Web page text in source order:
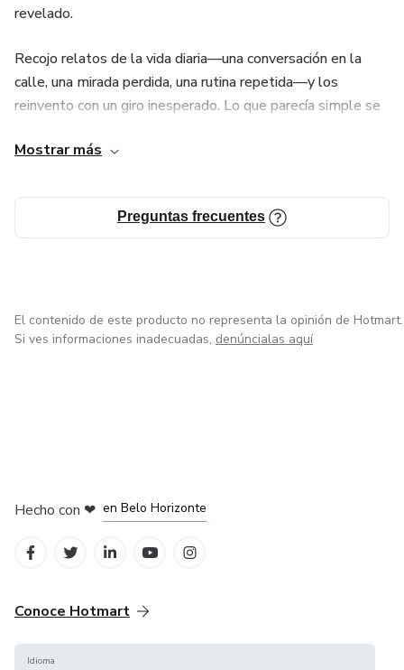
revelado.
Recojo relatos de la vida diaria—una conversación en la
calle, una mirada perdida, una rutina repetida—y los
reinvento con un giro inesperado. Lo que parecía simple se
Lo que dolía, a veces, encuentra redención.
Escribo para encender la imaginación, para invocar lo oculto,
para que cada historia respire con un alma nueva. Si me
compartes tu historia, prometo devolverla convertida en
Mostrar más
Preguntas frecuentes
El contenido de este producto no representa la opinión de Hotmart.
Si ves informaciones inadecuadas, denúncialas aquí
Hecho con ❤ en Belo Horizonte
Conoce Hotmart
Idioma